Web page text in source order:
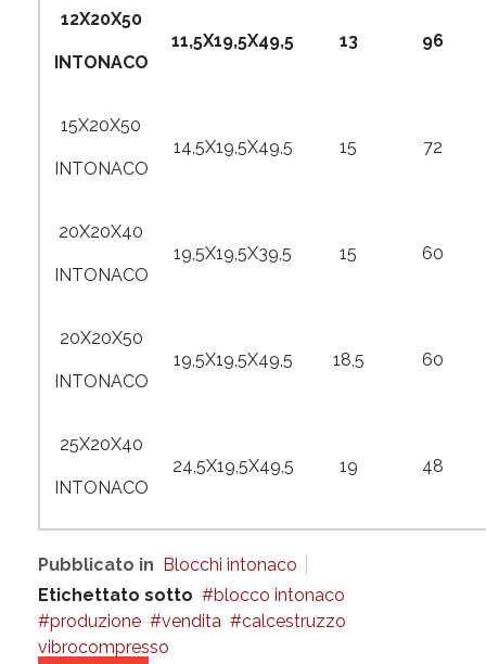
12X20X50
INTONACO
11,5X19,5X49,5 13 96
15X20X50
INTONACO
14,5X19,5X49,5 15 72
20X20X40
INTONACO
19,5X19,5X39,5 15 60
20X20X50
INTONACO
19,5X19,5X49,5 18,5 60
25X20X40
INTONACO
24,5X19,5X49,5 19 48
Pubblicato in Blocchi intonaco
Etichettato sotto
blocco intonaco
produzione
vendita
calcestruzzo
vibrocompresso